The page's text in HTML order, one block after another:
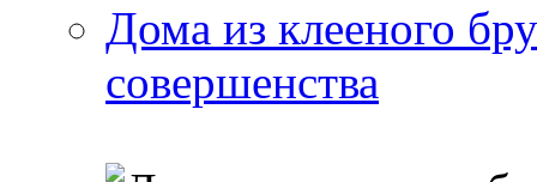
Дома из клееного
совершенства